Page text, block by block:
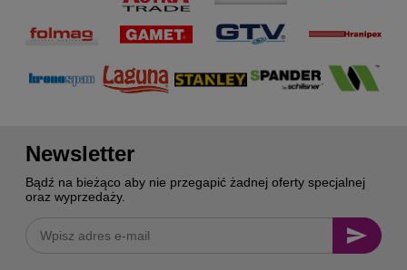
Newsletter
Bądź na bieżąco aby nie przegapić żadnej oferty specjalnej
oraz wyprzedaży.